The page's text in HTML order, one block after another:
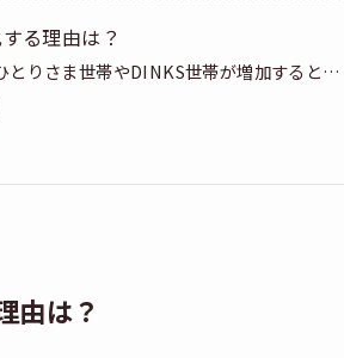
る理由は？
とりさま世帯やDINKS世帯が増加すると…
由は？